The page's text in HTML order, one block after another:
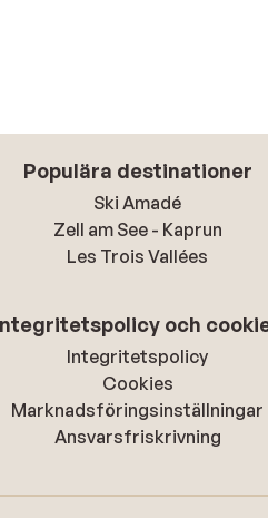
Populära destinationer
Ski Amadé
Zell am See - Kaprun
Les Trois Vallées
och
Integritetspolicy
Cookies
Marknadsföringsinställningar
Ansvarsfriskrivning